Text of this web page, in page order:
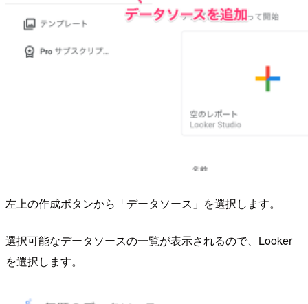
左上の作成ボタンから「データソース」を選択します。
選択可能なデータソースの一覧が表示されるので、Looker
を選択します。